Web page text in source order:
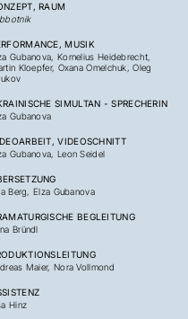
RAUM
MUSIK
Gubanova, Kornelius Heidebrecht,
Kloepfer, Oxana Omelchuk, Oleg
SIMULTAN - SPRECHERIN
Gubanova
VIDEOSCHNITT
Gubanova, Leon Seidel
Berg, Elza Gubanova
BEGLEITUNG
Bründl
Maier, Nora Vollmond
Hinz